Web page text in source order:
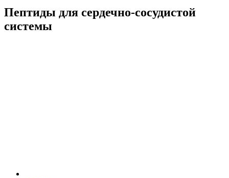
Пептиды для сердечно-сосудистой
системы